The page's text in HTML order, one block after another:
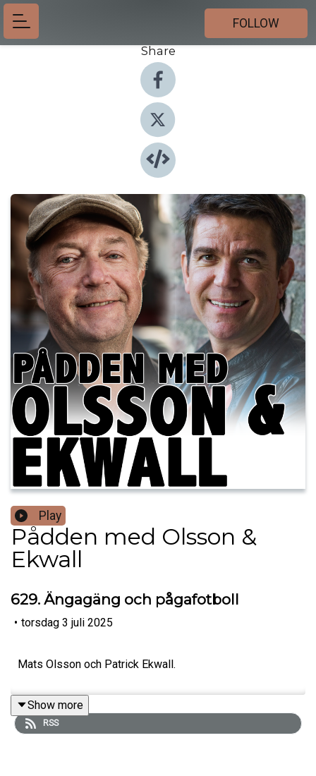
FOLLOW
Share
Play
Pådden med Olsson &
Ekwall
629. Ängagäng och pågafotboll
• torsdag 3 juli 2025
Mats Olsson och Patrick Ekwall.
Show more
RSS